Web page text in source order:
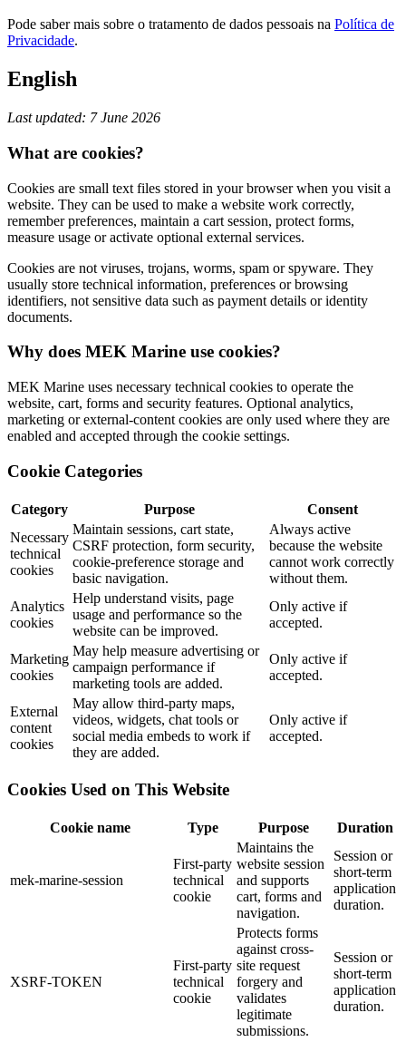
Pode saber mais sobre o tratamento de dados pessoais na Política de
Privacidade.
English
Last updated: 7 June 2026
What are cookies?
Cookies are small text files stored in your browser when you visit a
website. They can be used to make a website work correctly,
remember preferences, maintain a cart session, protect forms,
measure usage or activate optional external services.
Cookies are not viruses, trojans, worms, spam or spyware. They
usually store technical information, preferences or browsing
identifiers, not sensitive data such as payment details or identity
documents.
Why does MEK Marine use cookies?
MEK Marine uses necessary technical cookies to operate the
website, cart, forms and security features. Optional analytics,
marketing or external-content cookies are only used where they are
enabled and accepted through the cookie settings.
Cookie Categories
Category Purpose
Consent
Necessary
technical
cookies
Maintain sessions, cart state,
CSRF protection, form security,
cookie-preference storage and
basic navigation.
Always active
because the website
cannot work correctly
without them.
Analytics
cookies
Help understand visits, page
usage and performance so the
website can be improved.
Only active if
accepted.
Marketing
cookies
May help measure advertising or
campaign performance if
marketing tools are added.
Only active if
accepted.
External
content
cookies
May allow third-party maps,
videos, widgets, chat tools or
social media embeds to work if
they are added.
Only active if
accepted.
Cookies Used on This Website
Cookie name Type Purpose Duration
mek-marine-session
First-party
technical
cookie
Maintains the
website session
and supports
cart, forms and
navigation.
Session or
short-term
application
duration.
XSRF-TOKEN
First-party
technical
cookie
Protects forms
against cross-
site request
forgery and
validates
legitimate
submissions.
Session or
short-term
application
duration.